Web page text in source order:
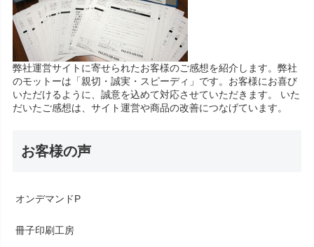
弊社運営サイトに寄せられたお客様のご感想を紹介します。弊社
のモットーは「親切・誠実・スピーディ」です。お客様にお喜び
いただけるように、誠意を込めて対応させていただきます。 いた
だいたご感想は、サイト運営や商品の改善につなげています。
お客様の声
オンデマンドP
冊子印刷工房